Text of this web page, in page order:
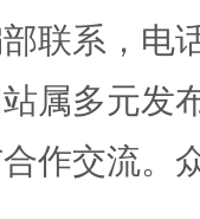
魏明
联系，电
属多元发
作交流。